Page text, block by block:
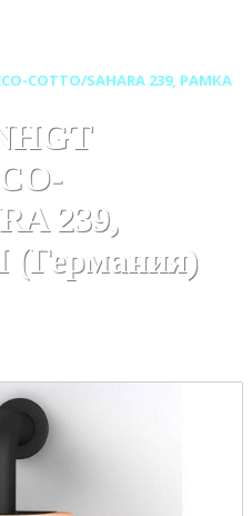
COTTO/SAHARA 239, РАМКА
239,